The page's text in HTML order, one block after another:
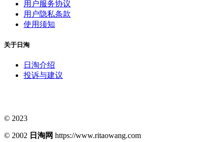
用户服务协议
用户隐私条款
使用须知
关于日淘
日淘介绍
投诉与建议
© 2023
© 2002 日淘网 https://www.ritaowang.com